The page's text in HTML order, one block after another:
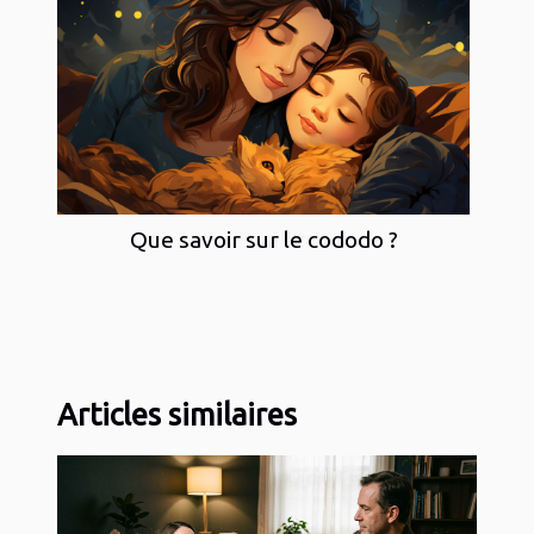
Que savoir sur le cododo ?
Articles similaires